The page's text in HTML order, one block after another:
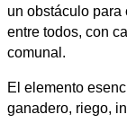
un obstáculo
entre todos, con
comunal.
El elemento
ganadero, riego,